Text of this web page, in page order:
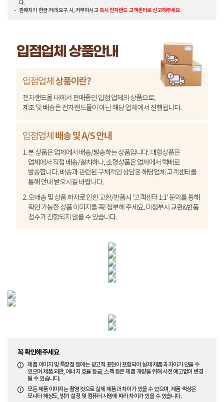
다.
판매자가 현금 거래 요구 시, 거부하시고즉시 전자랜드 고객센터로 신고해주세요.
꼭 확인해주세요
제품 이미지 및 특장점 등에는 광고적 표현이 포함되어 실제 제품과 차이가 있을 수
있으며 제품 외관, 에너지 효율 등급, 스펙 등은 제품 개량을 위해 사전 예고없이 변경
될 수 있습니다.
모든 제품 이미지는 촬영 컷으로 실제 제품과 차이가 있을 수 있으며, 제품 색상은
모니터 해상도, 밝기 설정 및 컴퓨터 사양에 따라 차이가 있을 수 있습니다.